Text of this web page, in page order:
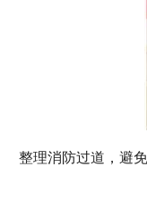
整理消防过道，避